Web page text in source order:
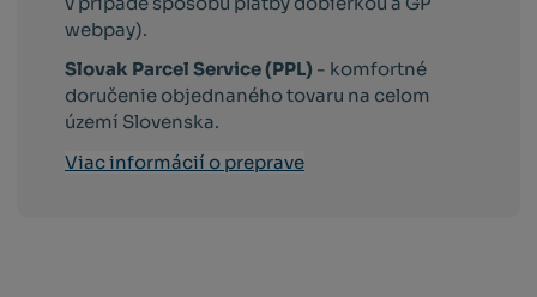
webpay).
Slovak Parcel Service (PPL) - komfortné
doručenie objednaného tovaru na celom
území Slovenska.
Viac informácií o preprave